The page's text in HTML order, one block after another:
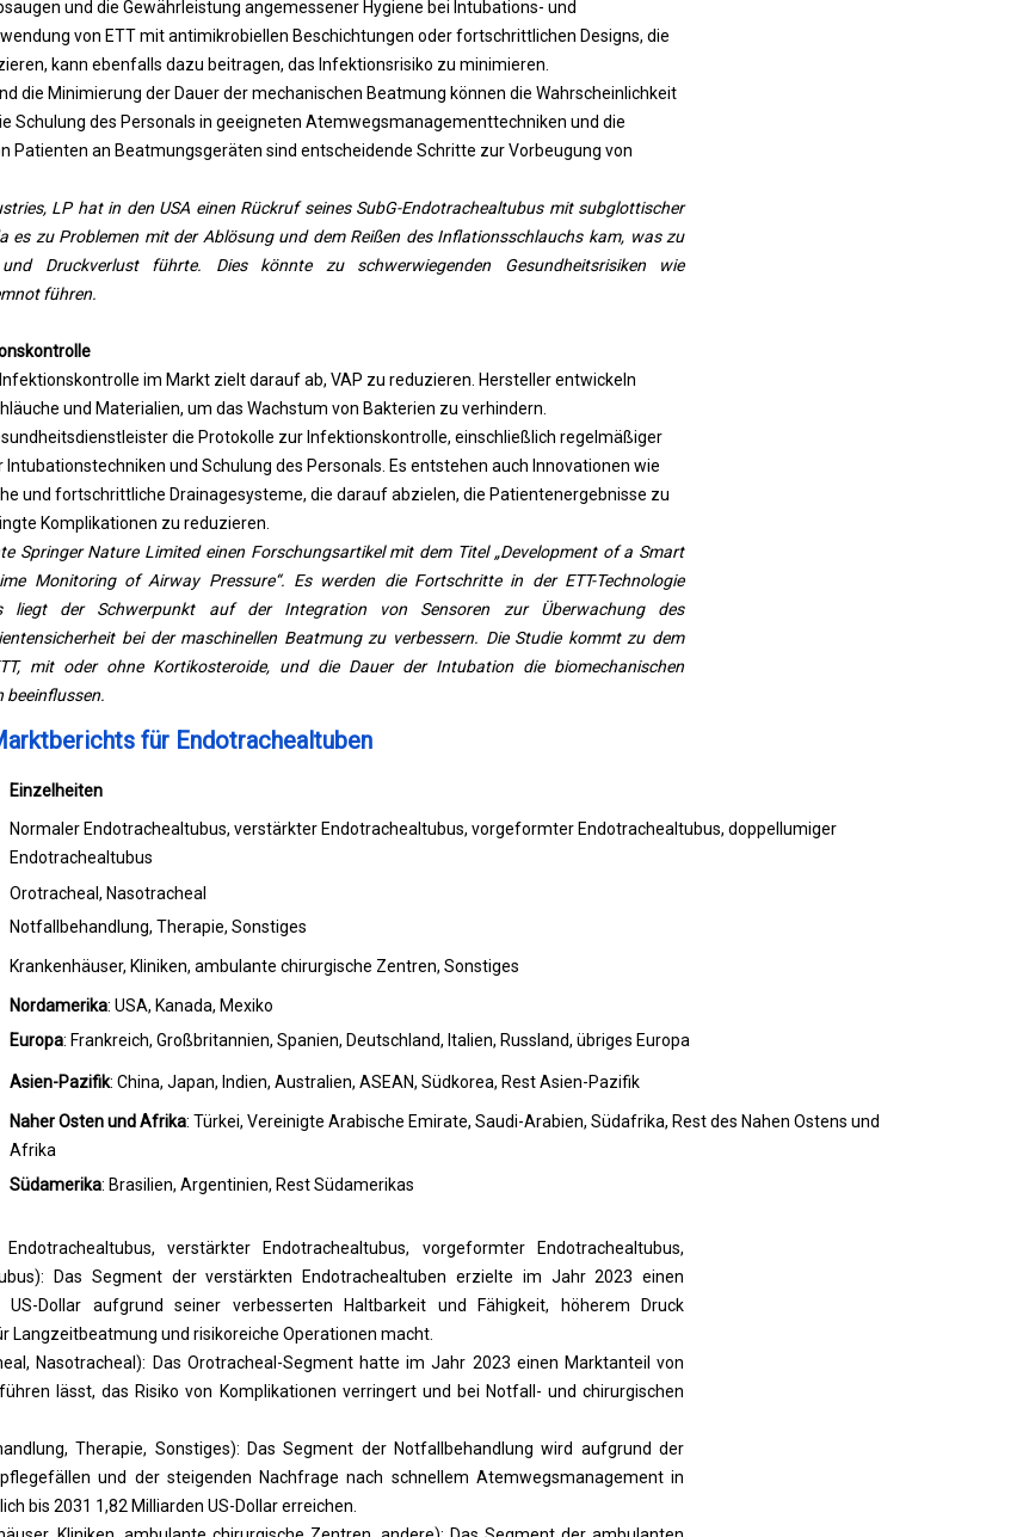
von ETT mit antimikrobiellen Beschichtungen oder fortschrittlichen Designs, die
kann ebenfalls dazu beitragen, das Infektionsrisiko zu minimieren.
die Minimierung der Dauer der mechanischen Beatmung können die Wahrscheinlichkeit
Schulung des Personals in geeigneten Atemwegsmanagementtechniken und die
Patienten an Beatmungsgeräten sind entscheidende Schritte zur Vorbeugung von
LP hat in den USA einen Rückruf seines SubG-Endotrachealtubus mit subglottischer
es zu Problemen mit der Ablösung und dem Reißen des Inflationsschlauchs kam, was zu
und Druckverlust führte. Dies könnte zu schwerwiegenden Gesundheitsrisiken wie
führen.
im Markt zielt darauf ab, VAP zu reduzieren. Hersteller entwickeln
und Materialien, um das Wachstum von Bakterien zu verhindern.
die Protokolle zur Infektionskontrolle, einschließlich regelmäßiger
und Schulung des Personals. Es entstehen auch Innovationen wie
und fortschrittliche Drainagesysteme, die darauf abzielen, die Patientenergebnisse zu
Komplikationen zu reduzieren.
Springer Nature Limited einen Forschungsartikel mit dem Titel „Development of a Smart
Monitoring of Airway Pressure“. Es werden die Fortschritte in der ETT-Technologie
liegt der Schwerpunkt auf der Integration von Sensoren zur Überwachung des
bei der maschinellen Beatmung zu verbessern. Die Studie kommt zu dem
mit oder ohne Kortikosteroide, und die Dauer der Intubation die biomechanischen
beeinflussen.
für Endotrachealtuben
Einzelheiten
Normaler Endotrachealtubus, verstärkter Endotrachealtubus, vorgeformter Endotrachealtubus, doppellumiger
Endotrachealtubus
Orotracheal, Nasotracheal
Notfallbehandlung, Therapie, Sonstiges
Krankenhäuser, Kliniken, ambulante chirurgische Zentren, Sonstiges
Nordamerika: USA, Kanada, Mexiko
Europa: Frankreich, Großbritannien, Spanien, Deutschland, Italien, Russland, übriges Europa
Asien-Pazifik: China, Japan, Indien, Australien, ASEAN, Südkorea, Rest Asien-Pazifik
Naher Osten und Afrika: Türkei, Vereinigte Arabische Emirate, Saudi-Arabien, Südafrika, Rest des Nahen Ostens und
Afrika
Südamerika: Brasilien, Argentinien, Rest Südamerikas
verstärkter Endotrachealtubus, vorgeformter Endotrachealtubus,
Das Segment der verstärkten Endotrachealtuben erzielte im Jahr 2023 einen
Dollar aufgrund seiner verbesserten Haltbarkeit und Fähigkeit, höherem Druck
Langzeitbeatmung und risikoreiche Operationen macht.
Nasotracheal): Das Orotracheal-Segment hatte im Jahr 2023 einen Marktanteil von
lässt, das Risiko von Komplikationen verringert und bei Notfall- und chirurgischen
Therapie, Sonstiges): Das Segment der Notfallbehandlung wird aufgrund der
und der steigenden Nachfrage nach schnellem Atemwegsmanagement in
bis 2031 1,82 Milliarden US-Dollar erreichen.
Kliniken, ambulante chirurgische Zentren, andere): Das Segment der ambulanten